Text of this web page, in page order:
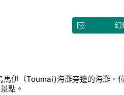
幻
伊（Toumai)海灘旁邊的海灘。
點。